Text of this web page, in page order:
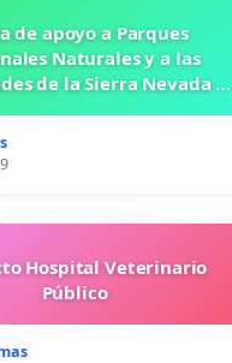
de apoyo a Parques
Naturales y a las
de la Sierra Nevada de
Hospital Veterinario
Público